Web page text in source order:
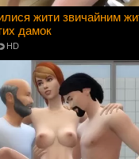
жити звичайним
дамок
HD